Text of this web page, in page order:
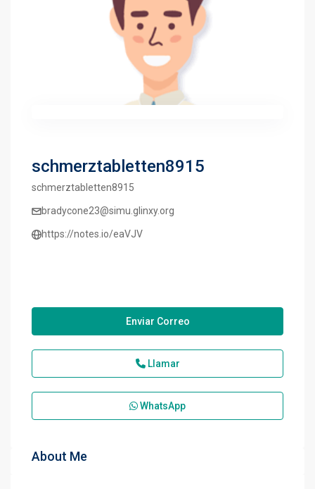
schmerztabletten8915
schmerztabletten8915
bradycone23@simu.glinxy.org
https://notes.io/eaVJV
Enviar Correo
Llamar
WhatsApp
About Me